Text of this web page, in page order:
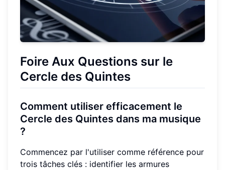
Foire Aux Questions sur le
Cercle des Quintes
Comment utiliser efficacement le
Cercle des Quintes dans ma musique
?
Commencez par l'utiliser comme référence pour
trois tâches clés : identifier les armures